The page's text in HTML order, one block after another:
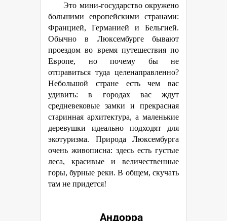
Это мини-государство окружено
большими европейскими странами:
Францией, Германией и Бельгией.
Обычно в Люксембурге бывают
проездом во время путешествия по
Европе, но почему бы не
отправиться туда целенаправленно?
Небольшой стране есть чем вас
удивить: в городах вас ждут
средневековые замки и прекрасная
старинная архитектура, а маленькие
деревушки идеально подходят для
экотуризма. Природа Люксембурга
очень живописна: здесь есть густые
леса, красивые и величественные
горы, бурные реки. В общем, скучать
там не придется!
Андорра